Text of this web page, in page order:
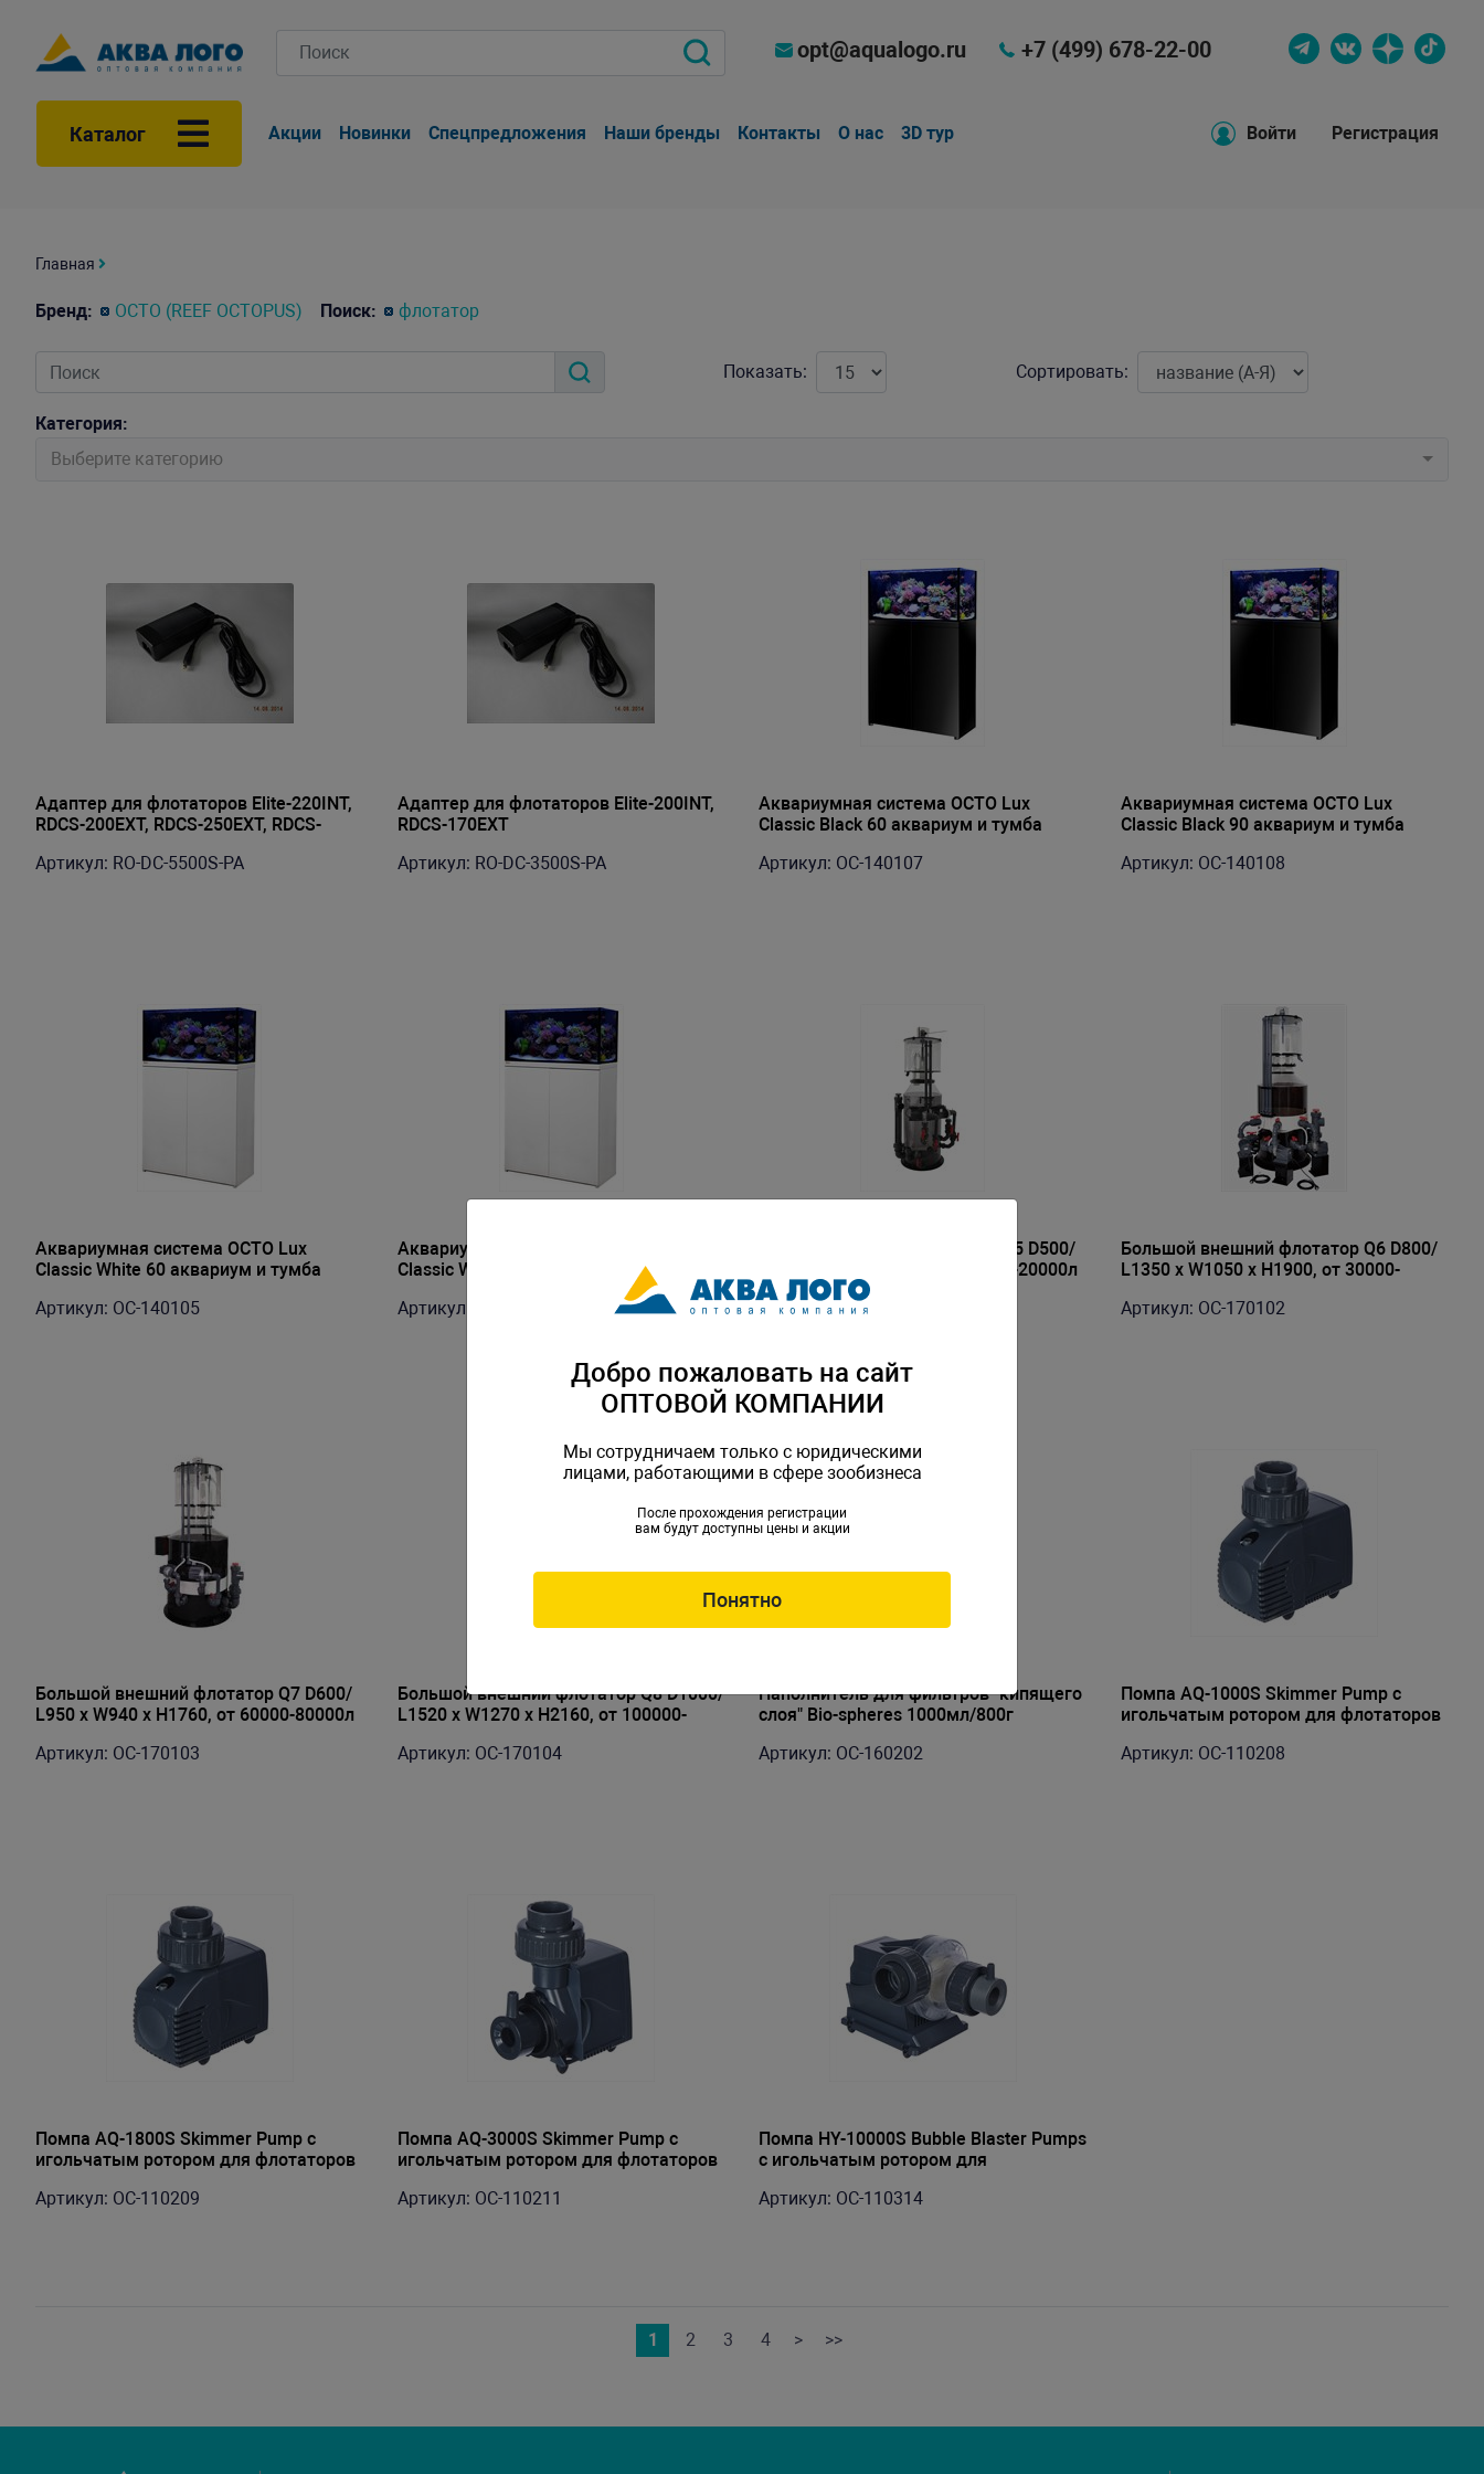
opt@aqualogo.ru +7 (499) 678-22-00
Каталог Акции Новинки Спецпредложения Наши бренды Контакты О нас 3D тур Войти Регистрация
Главная
Бренд: OCTO (REEF OCTOPUS) Поиск: флотатор
Показать: Сортировать:
Категория:
Выберите категорию
Адаптер для флотаторов Elite-220INT,
RDCS-200EXT, RDCS-250EXT, RDCS-
Артикул: RO-DC-5500S-PA
Адаптер для флотаторов Elite-200INT,
RDCS-170EXT
Артикул: RO-DC-3500S-PA
Аквариумная система OCTO Lux
Classic Black 60 аквариум и тумба
Артикул: OC-140107
Аквариумная система OCTO Lux
Classic Black 90 аквариум и тумба
Артикул: OC-140108
Аквариумная система OCTO Lux
Classic White 60 аквариум и тумба
Артикул: OC-140105
Аквариумная система OCTO Lux
Classic White 90 аквариум и тумба
Артикул: OC-140106
Большой внешний флотатор Q5 D500/
L820 x W720 x H1690, от 15000-20000л
Артикул: OC-170101
Большой внешний флотатор Q6 D800/
L1350 x W1050 x H1900, от 30000-
Артикул: OC-170102
Большой внешний флотатор Q7 D600/
L950 x W940 x H1760, от 60000-80000л
Артикул: OC-170103
Большой внешний флотатор Q8 D1000/
L1520 x W1270 x H2160, от 100000-
Артикул: OC-170104
Наполнитель для фильтров "кипящего
слоя" Bio-spheres 1000мл/800г
Артикул: OC-160202
Помпа AQ-1000S Skimmer Pump с
игольчатым ротором для флотаторов
воздух 420л/ч, 8Вт,выход D25(3/4")
Артикул: OC-110208
Помпа AQ-1800S Skimmer Pump с
игольчатым ротором для флотаторов
воздух 480л/ч, 10Вт, выход D25(3/4")
Артикул: OC-110209
Помпа AQ-3000S Skimmer Pump с
игольчатым ротором для флотаторов
воздух 880л/ч, 35Вт выход D32(1")
Артикул: OC-110211
Помпа HY-10000S Bubble Blaster Pumps
с игольчатым ротором для
,КПД97%,выход D40(1-/1/4")
Артикул: OC-110314
1 2 3 4 > >>
Добро пожаловать на сайт
ОПТОВОЙ КОМПАНИИ
Мы сотрудничаем только с юридическими
лицами, работающими в сфере зообизнеса
После прохождения регистрации
вам будут доступны цены и акции
Понятно